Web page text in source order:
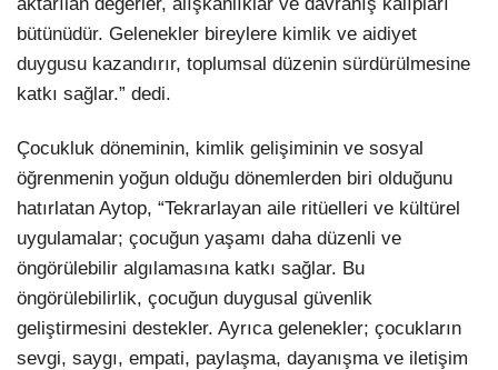
bütünüdür. Gelenekler bireylere kimlik ve aidiyet
duygusu kazandırır, toplumsal düzenin sürdürülmesine
katkı sağlar.” dedi.
Çocukluk döneminin, kimlik gelişiminin ve sosyal
öğrenmenin yoğun olduğu dönemlerden biri olduğunu
hatırlatan Aytop, “Tekrarlayan aile ritüelleri ve kültürel
uygulamalar; çocuğun yaşamı daha düzenli ve
öngörülebilir algılamasına katkı sağlar. Bu
öngörülebilirlik, çocuğun duygusal güvenlik
geliştirmesini destekler. Ayrıca gelenekler; çocukların
sevgi, saygı, empati, paylaşma, dayanışma ve iletişim